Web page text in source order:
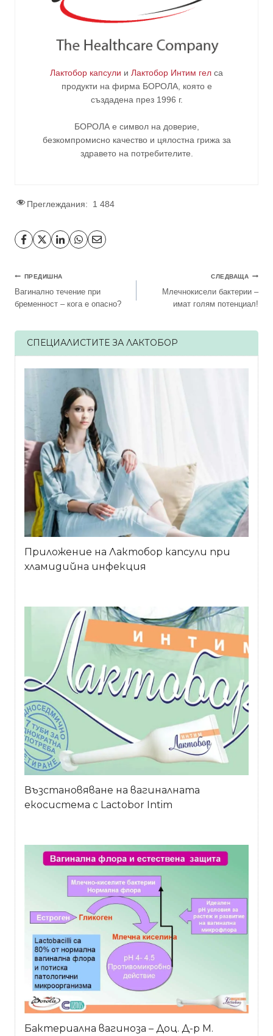
Лактобор капсули и Лактобор Интим гел са
продукти на фирма БОРОЛА, която е
създадена през 1996 г.
БОРОЛА е символ на доверие,
безкомпромисно качество и цялостна грижа за
здравето на потребителите.
Преглеждания: 1 484
Навигация
ПРЕДИШНА
Вагинално течение при
бременност – кога е опасно?
СЛЕДВАЩА
Млечнокисели бактерии –
имат голям потенциал!
СПЕЦИАЛИСТИТЕ ЗА ЛАКТОБОР
Приложение на Лактобор капсули при
хламидийна инфекция
Възстановяване на вагиналната
екосистема с Lactobor Intim
Бактериална вагиноза – Доц. Д-р М.